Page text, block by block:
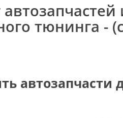
автозапчастей
тюнинга -
автозапчасти